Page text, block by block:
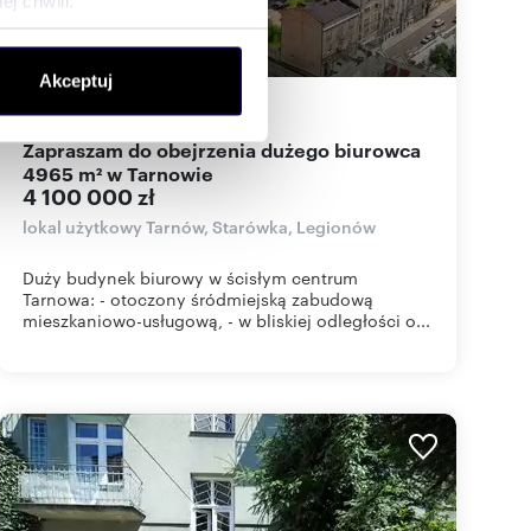
społecznościowym,
od Ciebie lub
Akceptuj
m zł/m
Zapraszam do obejrzenia dużego biurowca
4965 m² w Tarnowie
4 100 000 zł
lokal użytkowy Tarnów, Starówka, Legionów
Duży budynek biurowy w ścisłym centrum
Tarnowa: - otoczony śródmiejską zabudową
mieszkaniowo-usługową, - w bliskiej odległości o...